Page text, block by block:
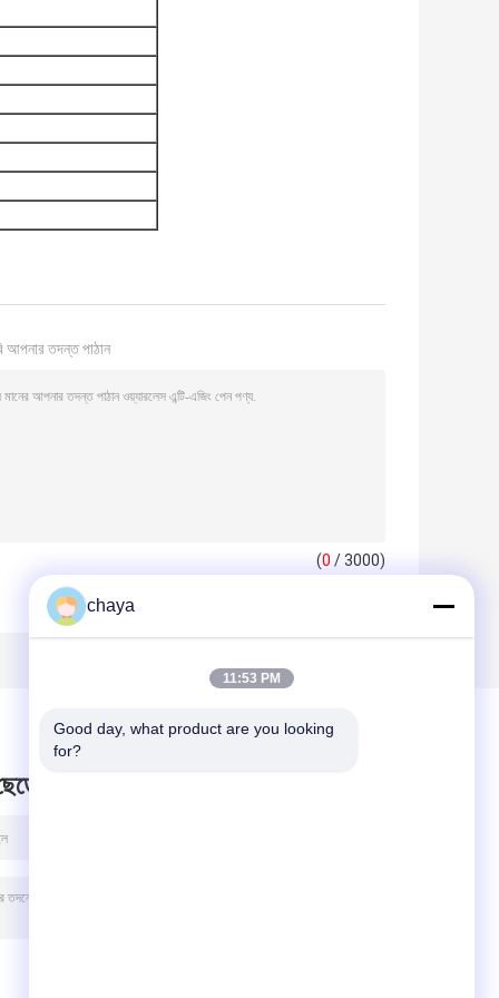
আপনার তদন্ত পাঠান
(0 / 3000)
chaya
11:53 PM
Good day, what product are you looking
for?